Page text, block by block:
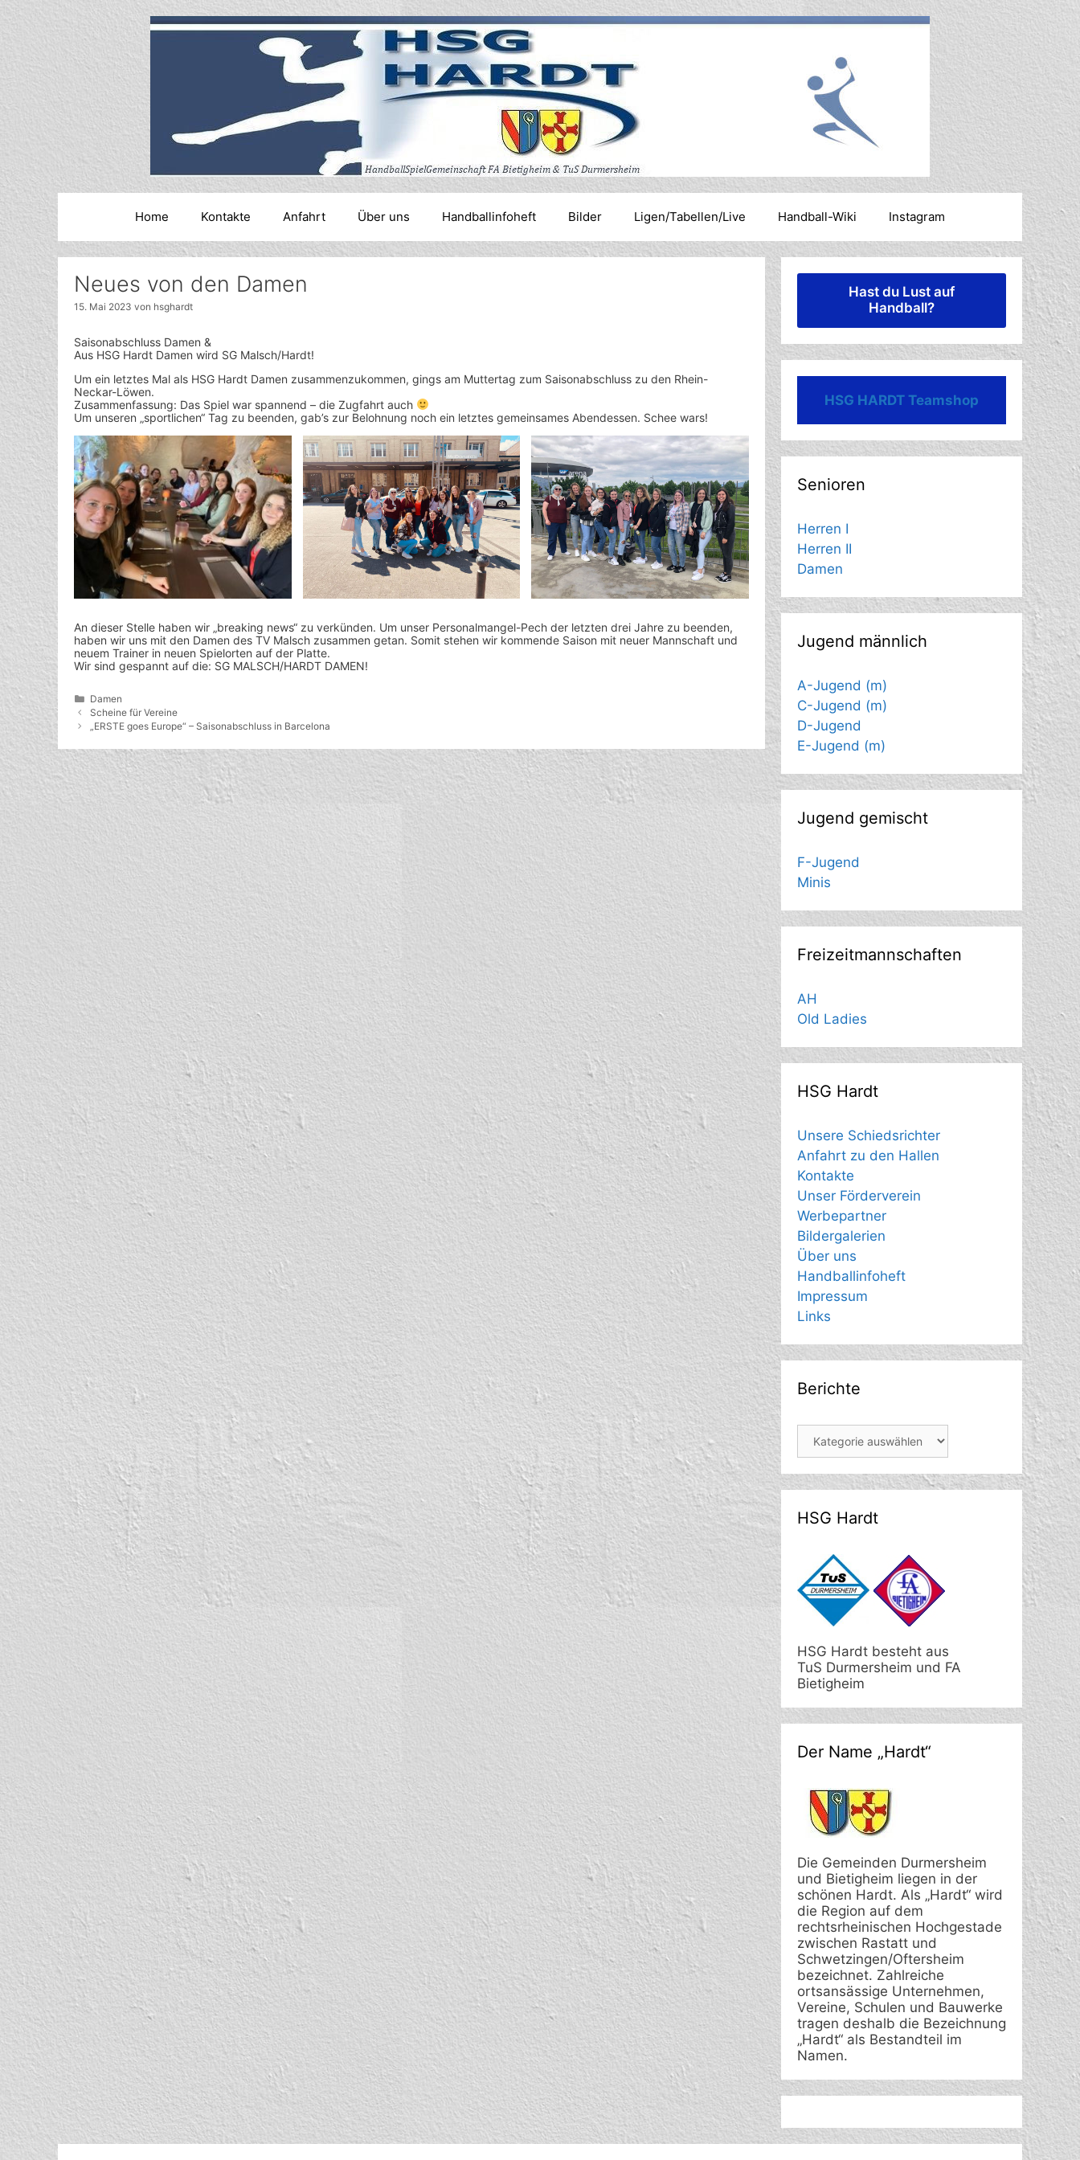
Inhalt
Home Kontakte Anfahrt Über uns Handballinfoheft Bilder Ligen/Tabellen/Live Handball-Wiki Instagram
Neues von den Damen
15. Mai 2023 von hsghardt
Saisonabschluss Damen &
Aus HSG Hardt Damen wird SG Malsch/Hardt!
Um ein letztes Mal als HSG Hardt Damen zusammenzukommen, gings am Muttertag zum Saisonabschluss zu den Rhein-
Neckar-Löwen.
Zusammenfassung: Das Spiel war spannend – die Zugfahrt auch
Um unseren „sportlichen“ Tag zu beenden, gab’s zur Belohnung noch ein letztes gemeinsames Abendessen. Schee wars!
An dieser Stelle haben wir „breaking news“ zu verkünden. Um unser Personalmangel-Pech der letzten drei Jahre zu beenden,
haben wir uns mit den Damen des TV Malsch zusammen getan. Somit stehen wir kommende Saison mit neuer Mannschaft und
neuem Trainer in neuen Spielorten auf der Platte.
Wir sind gespannt auf die: SG MALSCH/HARDT DAMEN!
Kategorien
Damen
Scheine für Vereine
„ERSTE goes Europe“ – Saisonabschluss in Barcelona
Hast du Lust auf
Handball?
HSG HARDT Teamshop
Senioren
Herren I
Herren II
Damen
Jugend männlich
A-Jugend (m)
C-Jugend (m)
D-Jugend
E-Jugend (m)
Jugend gemischt
F-Jugend
Minis
Freizeitmannschaften
AH
Old Ladies
HSG Hardt
Unsere Schiedsrichter
Anfahrt zu den Hallen
Kontakte
Unser Förderverein
Werbepartner
Bildergalerien
Über uns
Handballinfoheft
Impressum
Links
Berichte
HSG Hardt
HSG Hardt besteht aus
TuS Durmersheim und FA
Bietigheim
Der Name „Hardt“
Die Gemeinden Durmersheim
und Bietigheim liegen in der
schönen Hardt. Als „Hardt“ wird
die Region auf dem
rechtsrheinischen Hochgestade
zwischen Rastatt und
Schwetzingen/Oftersheim
bezeichnet. Zahlreiche
ortsansässige Unternehmen,
Vereine, Schulen und Bauwerke
tragen deshalb die Bezeichnung
„Hardt“ als Bestandteil im
Namen.